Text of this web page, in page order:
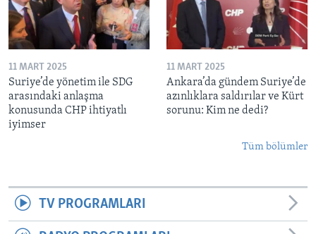
11 MART 2025
Suriye’de yönetim ile SDG
arasındaki anlaşma
konusunda CHP ihtiyatlı
iyimser
11 MART 2025
Ankara’da gündem Suriye’de
azınlıklara saldırılar ve Kürt
sorunu: Kim ne dedi?
Tüm bölümler
TV PROGRAMLARI